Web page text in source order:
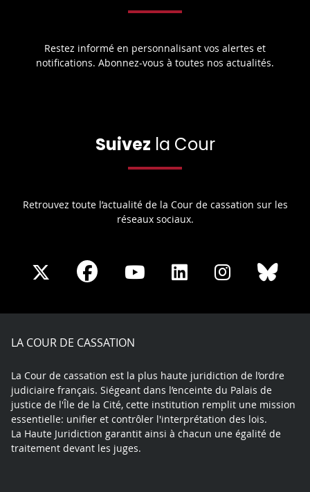
Restez informé en personnalisant vos alertes et
notifications. Abonnez-vous à toutes nos actualités.
Suivez la Cour
Retrouvez toute l’actualité de la Cour de cassation sur les
réseaux sociaux.
Share
X
Share
Facebook
Share
Youtube
Share
LinkedIn
Share
Instagram
LA COUR DE CASSATION
La Cour de cassation est la plus haute juridiction de l’ordre
judiciaire français. Siégeant dans l’enceinte du Palais de
justice de l'Île de la Cité, cette institution remplit une mission
essentielle: unifier et contrôler l'interprétation des lois.
La Haute Juridiction garantit ainsi à chacun une égalité de
traitement devant les juges.